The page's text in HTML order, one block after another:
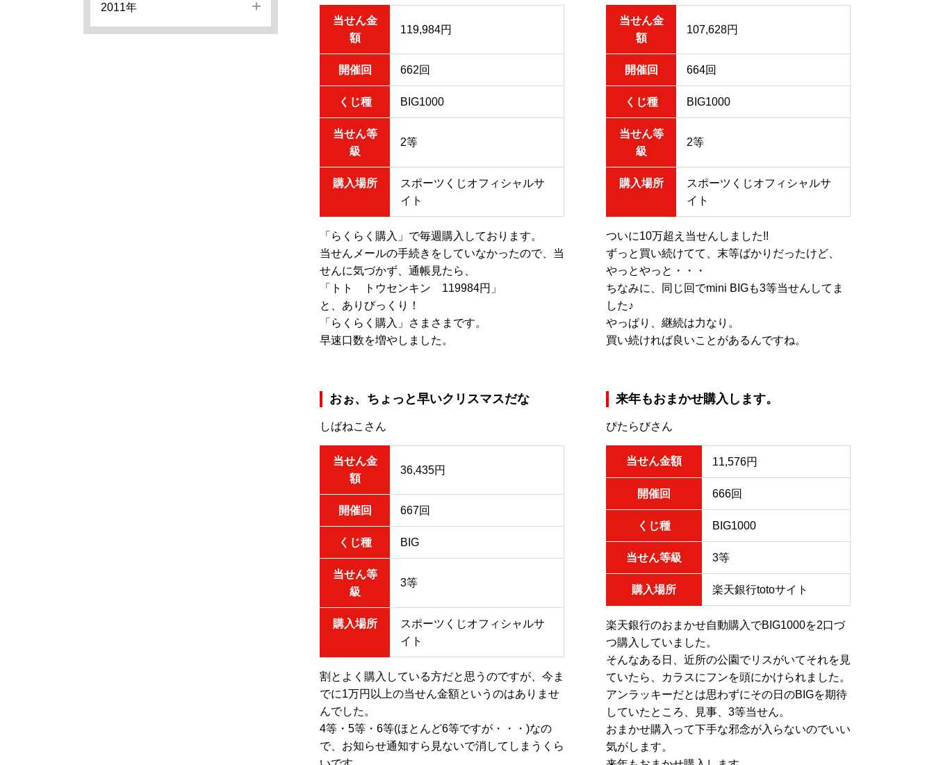
当せん金
額
119,984円
開催回 662回
くじ種 BIG1000
当せん等
級
2等
購入場所
スポーツくじオフィシャルサ
イト
「らくらく購入」で毎週購入しております。
当せんメールの手続きをしていなかったので、当
せんに気づかず、通帳見たら、
「トト トウセンキン 119984円」
と、ありびっくり！
「らくらく購入」さまさまです。
早速口数を増やしました。
当せん金
額
107,628円
開催回 664回
くじ種 BIG1000
当せん等
級
2等
購入場所
スポーツくじオフィシャルサ
イト
ついに10万超え当せんしました!!
ずっと買い続けてて、末等ばかりだったけど、
やっとやっと・・・
ちなみに、同じ回でmini BIGも3等当せんしてま
した♪
やっぱり、継続は力なり。
買い続ければ良いことがあるんですね。
おぉ、ちょっと早いクリスマスだな
しばねこさん
当せん金
額
36,435円
開催回 667回
くじ種 BIG
当せん等
級
3等
購入場所
スポーツくじオフィシャルサ
イト
割とよく購入している方だと思うのですが、今ま
でに1万円以上の当せん金額というのはありませ
んでした。
4等・5等・6等(ほとんど6等ですが・・・)なの
で、お知らせ通知すら見ないで消してしまうくら
来年もおまかせ購入します。
ぴたらびさん
当せん金額 11,576円
開催回 666回
くじ種 BIG1000
当せん等級 3等
購入場所 楽天銀行totoサイト
楽天銀行のおまかせ自動購入でBIG1000を2口づ
つ購入していました。
そんなある日、近所の公園でリスがいてそれを見
ていたら、カラスにフンを頭にかけられました。
アンラッキーだとは思わずにその日のBIGを期待
していたところ、見事、3等当せん。
おまかせ購入って下手な邪念が入らないのでいい
気がします。
2011年